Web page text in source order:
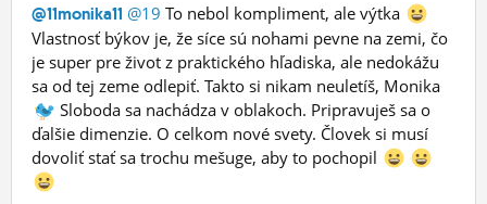
@11monika11 @19 To nebol kompliment, ale výtka
Vlastnosť býkov je, že síce sú nohami pevne na zemi, čo
je super pre život z praktického hľadiska, ale nedokážu
sa od tej zeme odlepiť. Takto si nikam neuletíš, Monika
Sloboda sa nachádza v oblakoch. Pripravuješ sa o
ďalšie dimenzie. O celkom nové svety. Človek si musí
dovoliť stať sa trochu mešuge, aby to pochopil